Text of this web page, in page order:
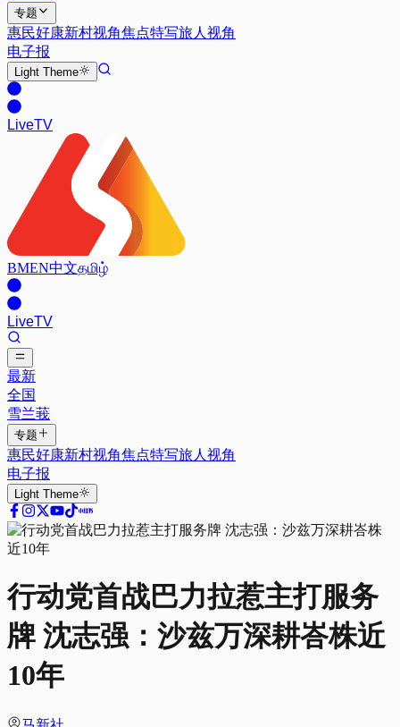
专题
惠民好康新村视角焦点特写旅人视角
电子报
Light Theme
LiveTV
BMEN中文தமிழ்
LiveTV
最新
全国
雪兰莪
专题
惠民好康新村视角焦点特写旅人视角
电子报
Light Theme
行动党首战巴力拉惹主打服务
牌 沈志强：沙兹万深耕峇株近
10年